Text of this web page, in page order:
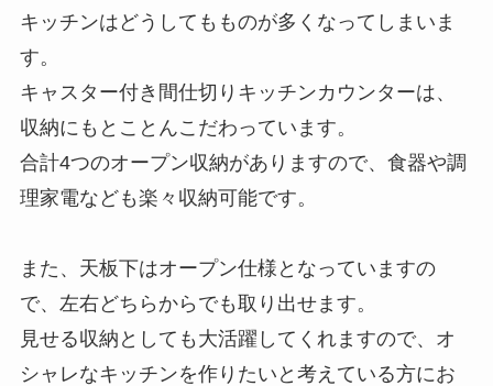
キッチンはどうしてもものが多くなってしまいま
す。
キャスター付き間仕切りキッチンカウンターは、
収納にもとことんこだわっています。
合計4つのオープン収納がありますので、食器や調
理家電なども楽々収納可能です。
また、天板下はオープン仕様となっていますの
で、左右どちらからでも取り出せます。
見せる収納としても大活躍してくれますので、オ
シャレなキッチンを作りたいと考えている方にお